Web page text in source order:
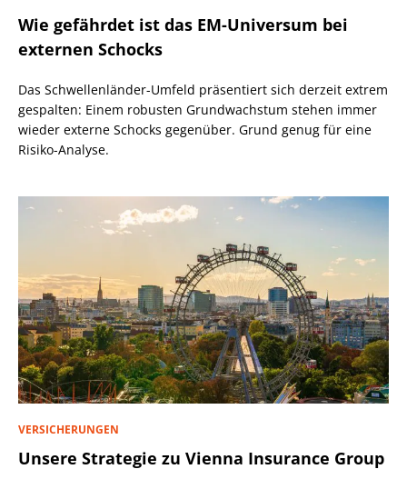
Wie gefährdet ist das EM-Universum bei
externen Schocks
Das Schwellenländer-Umfeld präsentiert sich derzeit extrem
gespalten: Einem robusten Grundwachstum stehen immer
wieder externe Schocks gegenüber. Grund genug für eine
Risiko-Analyse.
VERSICHERUNGEN
Unsere Strategie zu Vienna Insurance Group